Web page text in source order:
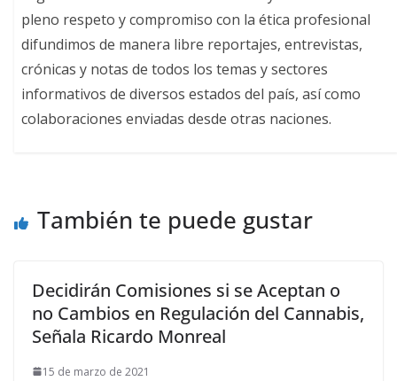
pleno respeto y compromiso con la ética profesional
difundimos de manera libre reportajes, entrevistas,
crónicas y notas de todos los temas y sectores
informativos de diversos estados del país, así como
colaboraciones enviadas desde otras naciones.
También te puede gustar
Decidirán Comisiones si se Aceptan o
no Cambios en Regulación del Cannabis,
Señala Ricardo Monreal
15 de marzo de 2021